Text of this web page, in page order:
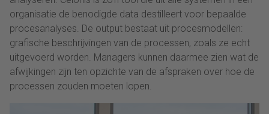
organisatie de benodigde data destilleert voor bepaalde
procesanalyses. De output bestaat uit procesmodellen:
grafische beschrijvingen van de processen, zoals ze echt
uitgevoerd worden. Managers kunnen daarmee zien wat de
afwijkingen zijn ten opzichte van de afspraken over hoe de
processen zouden moeten lopen.